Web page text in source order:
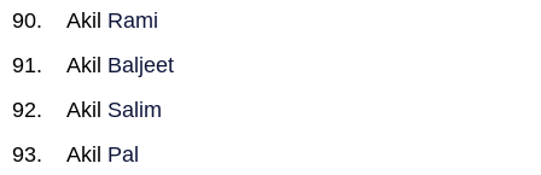
Akil Rami
Akil Baljeet
Akil Salim
Akil Pal